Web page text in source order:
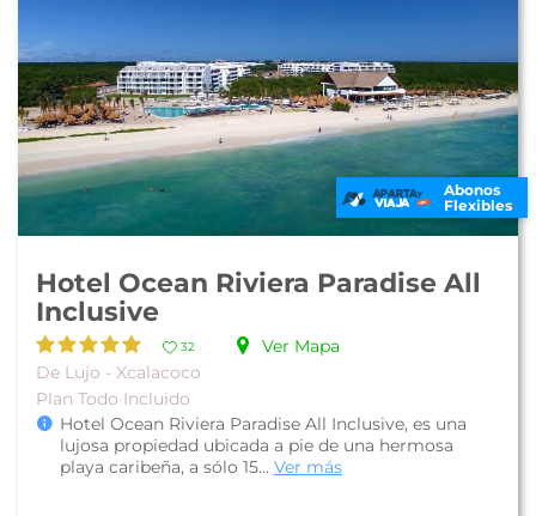
Abonos
Flexibles
Hotel Ocean Riviera Paradise All
Inclusive
32
Ver Mapa
De Lujo - Xcalacoco
Plan Todo Incluido
Hotel Ocean Riviera Paradise All Inclusive, es una
lujosa propiedad ubicada a pie de una hermosa
playa caribeña, a sólo 15... Ver más